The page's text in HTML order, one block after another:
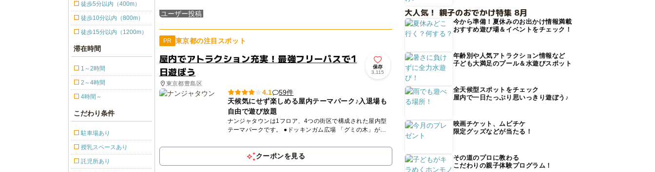
ユーザー投稿
PR 東京都の注目スポット
屋内でアトラクション充実！最強フリーパスで1
日遊ぼう
東京都豊島区
保存
3,115
4.1
59件
天候気にせず楽しめる屋内テーマパーク♪入退場も
自由で遊び放題
ナンジャタウンは1フロア、4つの街区で構成された屋内型
テーマパークです。 ●ドッキンガム広場 「グミの木」がシ
ョ...
クーポンを見る
徒歩5分以内（400m）
徒歩10分以内（800m）
徒歩15分以内（1200m）
滞在時間
1～2時間
2～4時間
4時間～
こだわり条件
駐車場あり
授乳スペースあり
託児所あり
大人気！ 親子のおでかけ特集 8月
今から準備！夏休みのお出かけ情報満載
おすすめ遊び場＆イベントをチェック！
年齢別や人気アトラクション情報など
子ども大満足のプール＆水遊びスポット
全天候型スポットをチェック
屋内で一日たっぷり思いっきり遊ぼう♪
映画チケット、ムビチケ
限定グッズなどが当たる！
その道のプロに教わる
こだわりの親子体験プログラム！